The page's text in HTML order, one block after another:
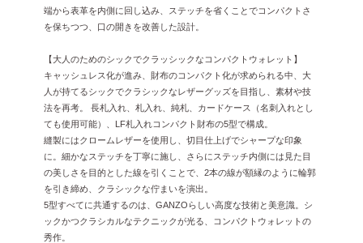
端から表革を内側に回し込み、ステッチを省くことでコンパクトさ
を保ちつつ、口の開きを改善した設計。
【大人のためのシックでクラッシックなコンパクトウォレット】
キャッシュレス化が進み、財布のコンパクト化が求められる中、大
人が持てるシックでクラシックなレザーグッズを目指し、素材や技
法を再考。 長札入れ、札入れ、純札、カードケース（名刺入れとし
ても使用可能）、LF札入れコンパクト財布の5型で構成。
縫製にはクロームレザーを使用し、切目仕上げでシャープな印象
に。細かなステッチを丁寧に施し、さらにステッチ内側には見た目
の美しさを目的とした線を引くことで、2本の線が額縁のように輪郭
を引き締め、クラシックな佇まいを演出。
5型すべてに共通するのは、GANZOらしい高度な技術と美意識。シ
ックかつクラシカルなテクニックが光る、コンパクトウォレットの
秀作。